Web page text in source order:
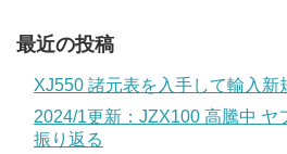
最近の投稿
XJ550 諸元表を入手して輸入新
2024/1更新：JZX100 高騰中 ヤ
振り返る